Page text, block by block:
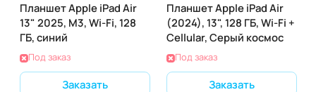
Планшет Apple iPad Air
13" 2025, M3, Wi-Fi, 128
ГБ, синий
Под заказ
Заказать
Планшет Apple iPad Air
(2024), 13", 128 ГБ, Wi-Fi +
Cellular, Серый космос
Под заказ
Заказать